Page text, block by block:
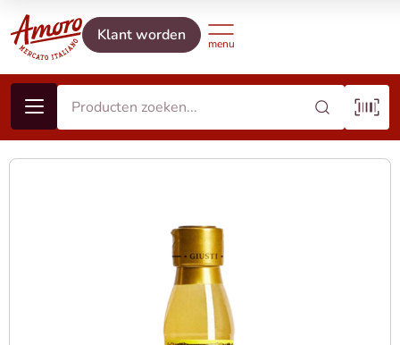
Klant worden